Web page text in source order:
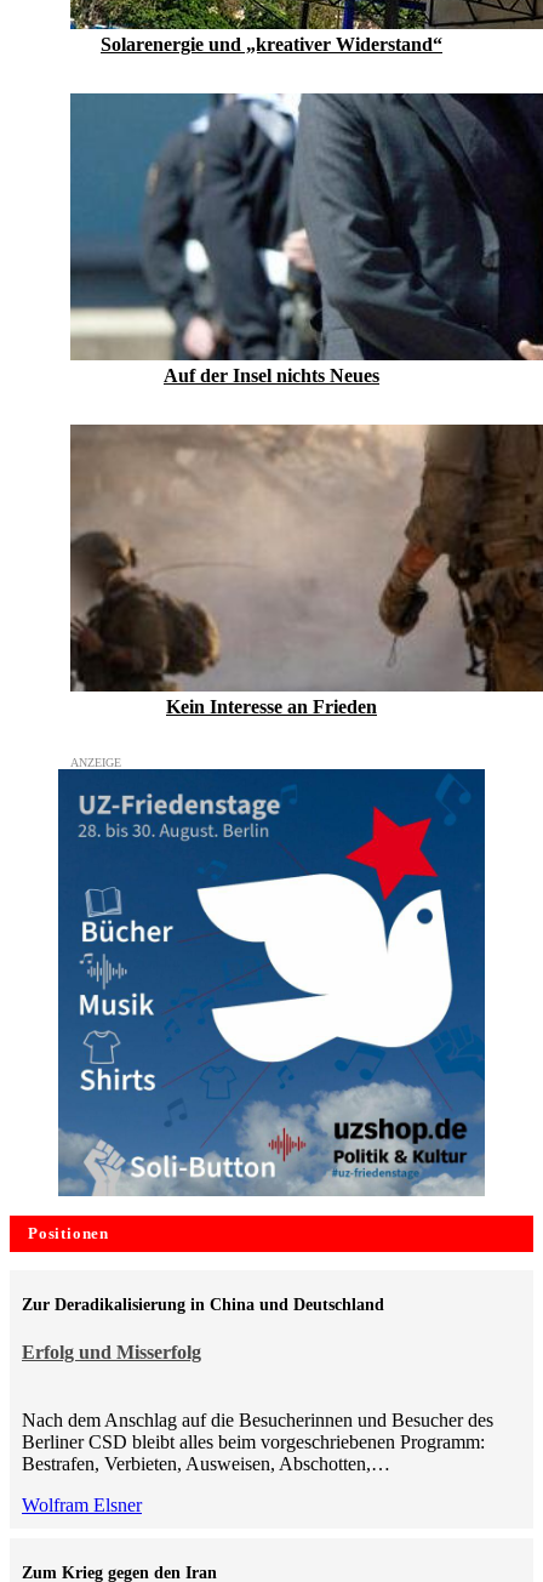
Solarenergie und „kreativer Widerstand“
Auf der Insel nichts Neues
Kein Inte­resse an Frieden
Positionen
Erfolg und Misserfolg
Zur Deradikalisierung in China und Deutschland
Nach dem Anschlag auf die Besucherinnen und Besucher des
Berliner CSD bleibt alles beim vorgeschriebenen Programm:
Bestrafen, Verbieten, Ausweisen, Abschotten,…
Wolfram Elsner
Zum Krieg gegen den Iran